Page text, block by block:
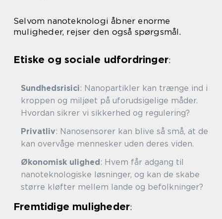
Selvom nanoteknologi åbner enorme
muligheder, rejser den også spørgsmål.
Etiske og sociale udfordringer:
Sundhedsrisici: Nanopartikler kan trænge ind i
kroppen og miljøet på uforudsigelige måder.
Hvordan sikrer vi sikkerhed og regulering?
Privatliv: Nanosensorer kan blive så små, at de
kan overvåge mennesker uden deres viden.
Økonomisk ulighed: Hvem får adgang til
nanoteknologiske løsninger, og kan de skabe
større kløfter mellem lande og befolkninger?
Fremtidige muligheder: